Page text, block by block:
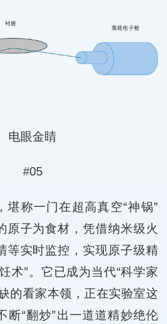
电眼金睛
#05
堪称一门在超高真空“神锅”
原子为食材，凭借纳米级火
等实时监控，实现原子级精
术”。它已成为当代“科学家
的看家本领，正在实验室这
断“翻炒”出一道道精妙绝伦